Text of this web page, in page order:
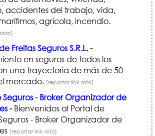
accidentes del trabajo, vida,
agrícola, incendio.
Freitas Seguros S.R.L.-
en seguros de todos los
una trayectoria de más de 50
mercado. [reportar link roto]
Seguros - Broker Organizador de
-Bienvenidos al Portal de
- Broker Organizador de
[reportar link roto]